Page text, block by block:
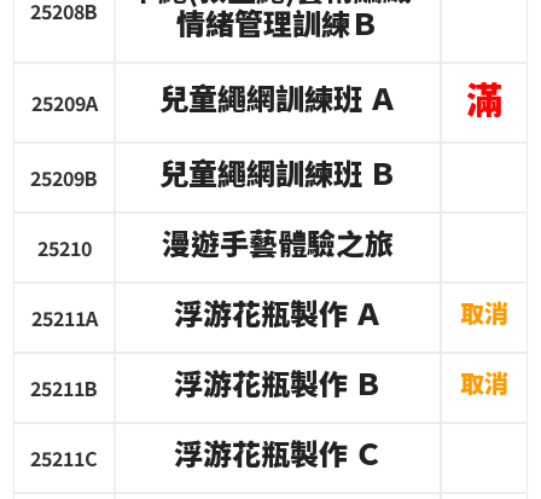
25208B
情緒管理訓練Ｂ
25209A 兒童繩網訓練班 Ａ 滿
25209B 兒童繩網訓練班 Ｂ
25210 漫遊手藝體驗之旅
25211A 浮游花瓶製作 Ａ 取消
25211B 浮游花瓶製作 Ｂ 取消
25211C 浮游花瓶製作 Ｃ